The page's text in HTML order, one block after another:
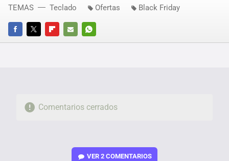
FACEBOOKTWITTERFLIPBOARD
E-
WHATSAPP
TEMAS Teclado Ofertas Black Friday
Comentarios cerrados
VER2 COMENTARIOS